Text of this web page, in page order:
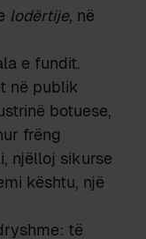
lodërtije, në
e fundit.
në publik
botuese,
frëng
njëlloj sikurse
kështu, një
të